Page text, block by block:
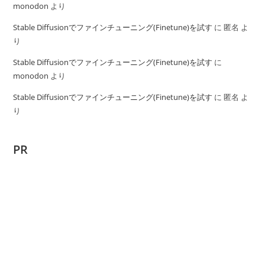
monodon より
Stable Diffusionでファインチューニング(Finetune)を試す に匿名 よ
り
Stable Diffusionでファインチューニング(Finetune)を試す に
monodon より
Stable Diffusionでファインチューニング(Finetune)を試す に匿名 よ
り
PR